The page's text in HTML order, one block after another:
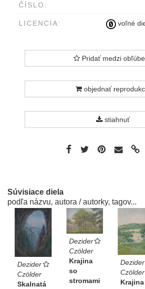
ČÍSLO:
LICENCIA: voľné
Pridať medzi
objednať
stiahnuť
Súvisiace diela
podľa názvu, autora / autorky, tagov...
Dezider
Czölder
Skalnatá
Dezider
Czölder
Krajina
so
stromami
Dezider
Czölder
Krajina